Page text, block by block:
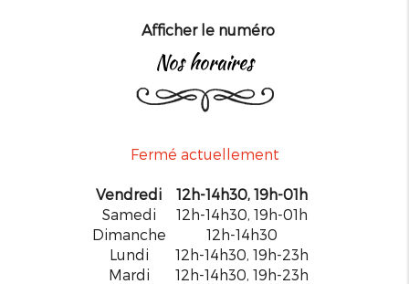
Afficher le numéro
nos horaires
Fermé actuellement
Vendredi
12h-14h30, 19h-01h
Samedi
12h-14h30, 19h-01h
Dimanche
12h-14h30
Lundi
12h-14h30, 19h-23h
Mardi
12h-14h30, 19h-23h